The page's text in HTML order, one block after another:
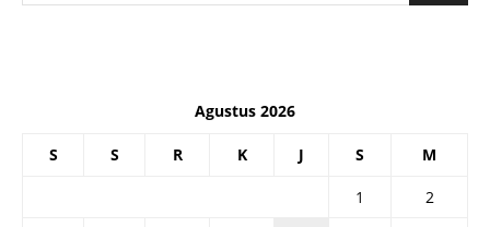
Agustus 2026
S S R K J S M
1
2